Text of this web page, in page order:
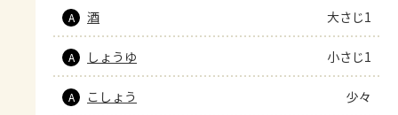
A 酒 大さじ1
A しょうゆ 小さじ1
A こしょう 少々